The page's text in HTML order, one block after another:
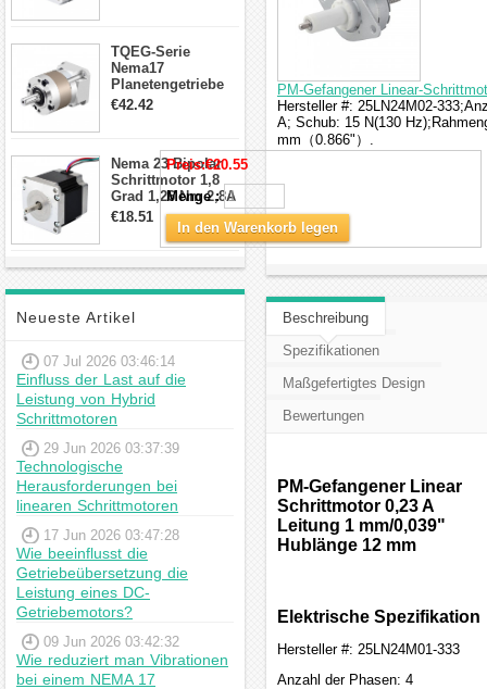
TQEG-Serie
Nema17
Planetengetriebe
10:1 Spiel 15Arc-
Schrittmotor
€42.42
Nema 23 Bipolar
Schrittmotor 1,8
Grad 1,26 Nm 2,8A
2,5V 4 Drähte
23hs22-2804s
€18.51
Neueste Artikel
07 Jul 2026 03:46:14
Einfluss der Last auf die
Leistung von Hybrid
Schrittmotoren
29 Jun 2026 03:37:39
Technologische
Herausforderungen bei
linearen Schrittmotoren
17 Jun 2026 03:47:28
Wie beeinflusst die
Getriebeübersetzung die
Leistung eines DC-
Getriebemotors?
09 Jun 2026 03:42:32
Wie reduziert man Vibrationen
bei einem NEMA 17
PM-Gefangener Linear-
Hersteller #: 25LN24M02-
A; Schub: 15 N(130
mm（0.866"）.
Preis:€20.55
Menge :
In den Warenkorb legen
Beschreibung
Spezifikationen
Maßgefertigtes Design
Bewertungen
PM-Gefangener Linear
Schrittmotor 0,23 A
Leitung 1 mm/0,039"
Hublänge 12 mm
Elektrische Spezifikation
Hersteller #: 25LN24M01-333
Anzahl der Phasen: 4